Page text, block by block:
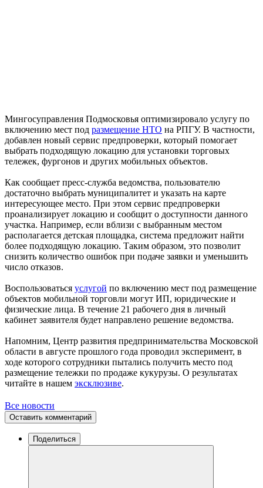
Мингосуправления Подмосковья оптимизировало услугу по
включению мест под размещение НТО на РПГУ. В частности,
добавлен новый сервис предпроверки, который помогает
выбрать подходящую локацию для установки торговых
тележек, фургонов и других мобильных объектов.
Как сообщает пресс-служба ведомства, пользователю
достаточно выбрать муниципалитет и указать на карте
интересующее место. При этом сервис предпроверки
проанализирует локацию и сообщит о доступности данного
участка. Например, если вблизи с выбранным местом
располагается детская площадка, система предложит найти
более подходящую локацию. Таким образом, это позволит
снизить количество ошибок при подаче заявки и уменьшить
число отказов.
Воспользоваться услугой по включению мест под размещение
объектов мобильной торговли могут ИП, юридические и
физические лица. В течение 21 рабочего дня в личный
кабинет заявителя будет направлено решение ведомства.
Напомним, Центр развития предпринимательства Московской
области в августе прошлого года проводил эксперимент, в
ходе которого сотрудники пытались получить место под
размещение тележки по продаже кукурузы. О результатах
читайте в нашем эксклюзиве.
Все новости
Оставить комментарий
Поделиться